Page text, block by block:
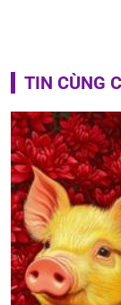
TIN CÙNG